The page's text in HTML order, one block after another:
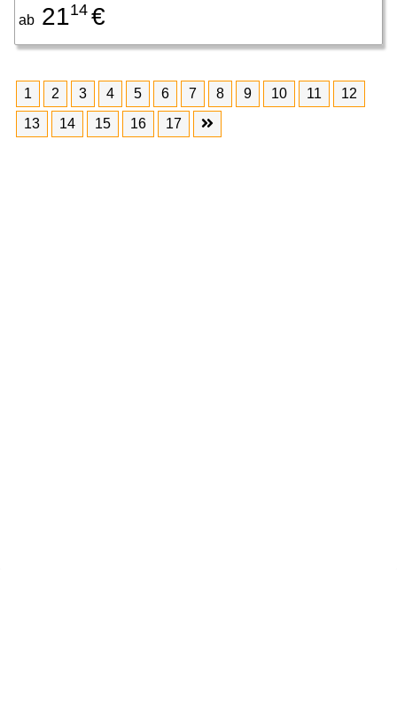
ab 2114 €
1 2 3 4 5 6 7 8 9 10 11
12
13
14 15 16 17